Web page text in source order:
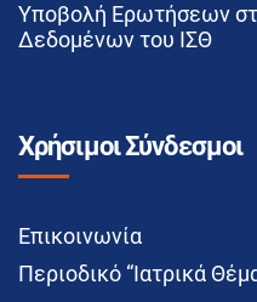
Υποβολή Ερωτήσεων
Δεδομένων του ΙΣΘ
Χρήσιμοι Σύνδεσμοι
Επικοινωνία
Περιοδικό “Ιατρικά